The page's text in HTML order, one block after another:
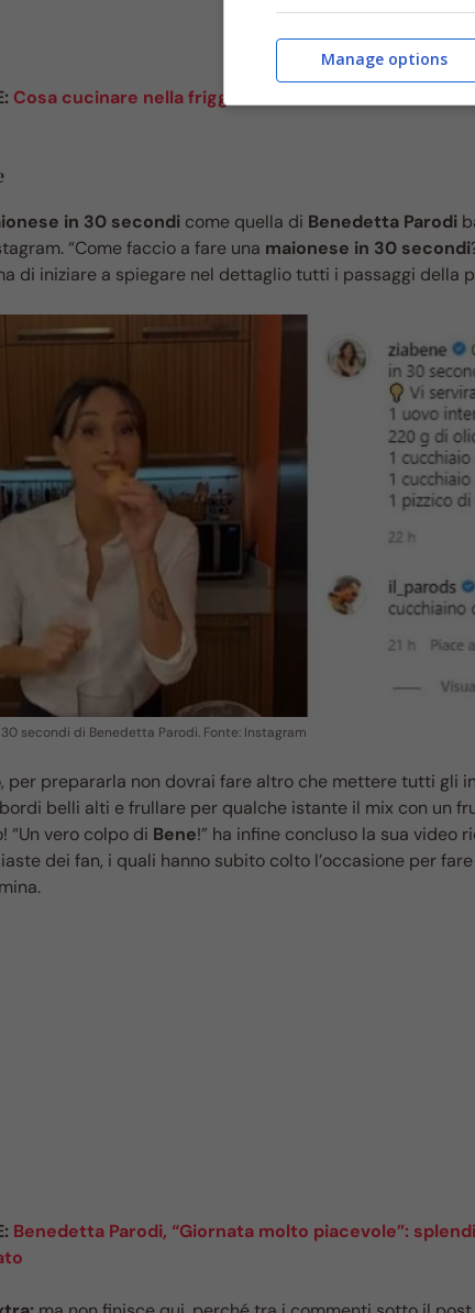
Cosa cucinare nella friggitrice ad aria: forse non
in 30 secondi come quella di Benedetta Parodi
“Come faccio a fare una maionese in 30 secondi
di iniziare a spiegare nel dettaglio tutti i passaggi della
secondi di Benedetta Parodi. Fonte: Instagram
per prepararla non dovrai fare altro che mettere tutti gli
belli alti e frullare per qualche istante il mix con un
“Un vero colpo di Bene!” ha infine concluso la sua video
dei fan, i quali hanno subito colto l’occasione per
Benedetta Parodi, “Giornata molto piacevole”:
Manage options